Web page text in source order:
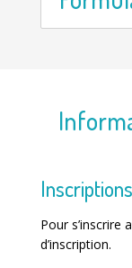
Inscriptions
Pour s’inscrire
d’inscription.